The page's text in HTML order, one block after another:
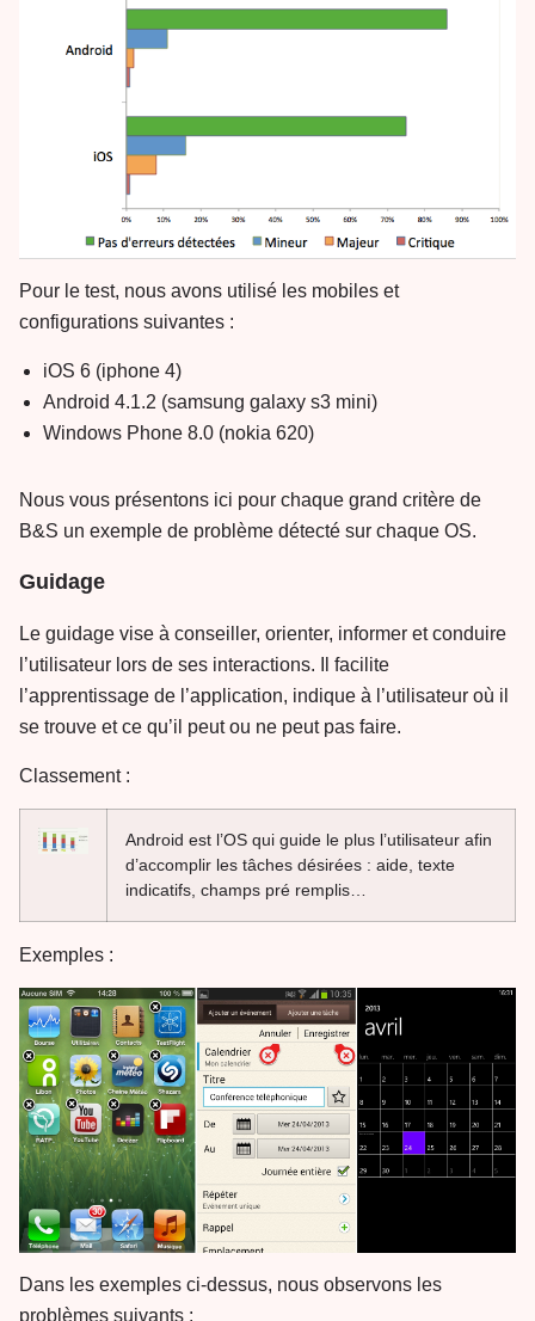
Pour le test, nous avons utilisé les mobiles et
configurations suivantes :
iOS 6 (iphone 4)
Android 4.1.2 (samsung galaxy s3 mini)
Windows Phone 8.0 (nokia 620)
Nous vous présentons ici pour chaque grand critère de
B&S un exemple de problème détecté sur chaque OS.
Guidage
Le guidage vise à conseiller, orienter, informer et conduire
l’utilisateur lors de ses interactions. Il facilite
l’apprentissage de l’application, indique à l’utilisateur où il
se trouve et ce qu’il peut ou ne peut pas faire.
Classement :
Android est l’OS qui guide le plus l’utilisateur afin
d’accomplir les tâches désirées : aide, texte
indicatifs, champs pré remplis…
Exemples :
Dans les exemples ci-dessus, nous observons les
problèmes suivants :